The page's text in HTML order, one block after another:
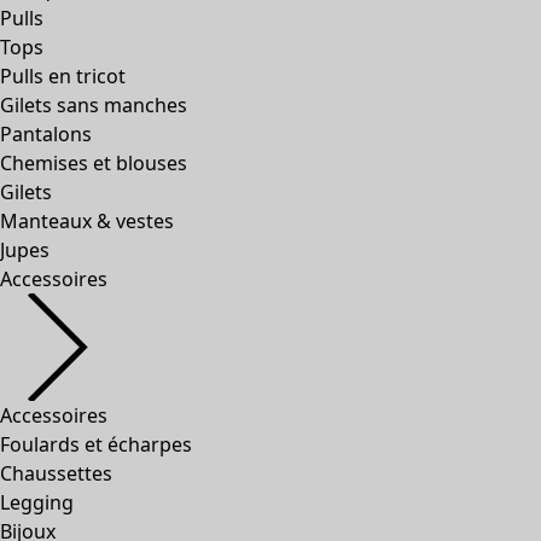
Pulls
Tops
Pulls en tricot
Gilets sans manches
Pantalons
Chemises et blouses
Gilets
Manteaux & vestes
Jupes
Accessoires
Accessoires
Foulards et écharpes
Chaussettes
Legging
Bijoux